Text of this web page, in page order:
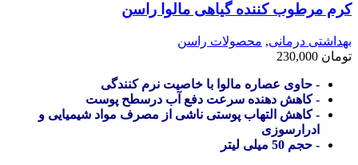
کرم مرطوب کننده گیاهی مالوا راسن
بهداشتی درمانی, محصولات راسن
تومان
- حاوی عصاره مالوا با خاصیت نرم کنندگی
- کاهش دهنده سرعت دفع آب درسطح پوست
- کاهش التهاب پوستی ناشی از مصرف مواد شیمیایی و
ادرارسوزی
- حجم 50 میلی لیتر